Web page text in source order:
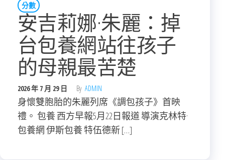
分數
安吉莉娜·朱麗：掉
台包養網站往孩子
的母親最苦楚
2026 年 7 月 29 日 By ADMIN
身懷雙胞胎的朱麗列席《調包孩子》首映
禮。 包養 西方早報5月22日報道 導演克林特·
包養網 伊斯包養 特伍德新 […]